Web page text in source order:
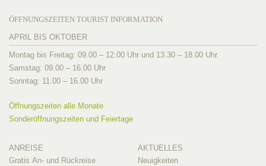
ÖFFNUNGSZEITEN TOURIST INFORMATION
APRIL BIS OKTOBER
Montag bis Freitag: 09.00 – 12.00 Uhr und 13.30 – 18.00 Uhr
Samstag: 09.00 – 16.00 Uhr
Sonntag: 11.00 – 16.00 Uhr
Öffnungszeiten alle Monate
Sonderöffnungszeiten und Feiertage
ANREISE
Gratis An- und Rückreise
AKTUELLES
Neuigkeiten